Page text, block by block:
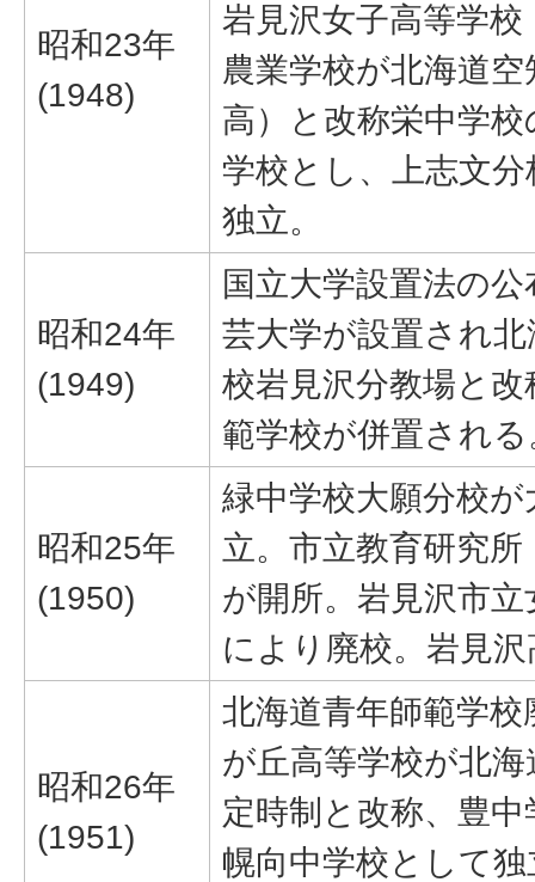
昭和23年
(1948)
岩見沢女子高等学
農業学校が北海道
高）と改称栄中学
学校とし、上志文
独立。
昭和24年
(1949)
国立大学設置法の
芸大学が設置され
校岩見沢分教場と
範学校が併置される
昭和25年
(1950)
緑中学校大願分校
立。市立教育研究
が開所。岩見沢市
により廃校。岩見
昭和26年
(1951)
北海道青年師範学
が丘高等学校が北
定時制と改称、豊
幌向中学校として